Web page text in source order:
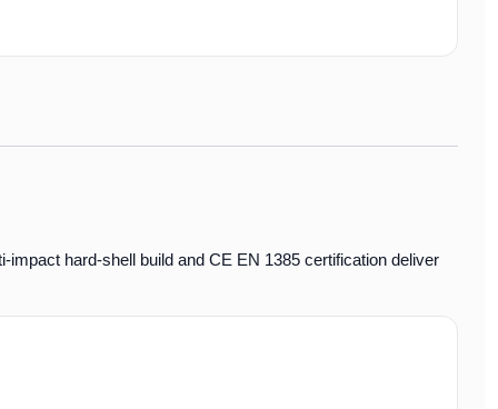
impact hard-shell build and CE EN 1385 certification deliver